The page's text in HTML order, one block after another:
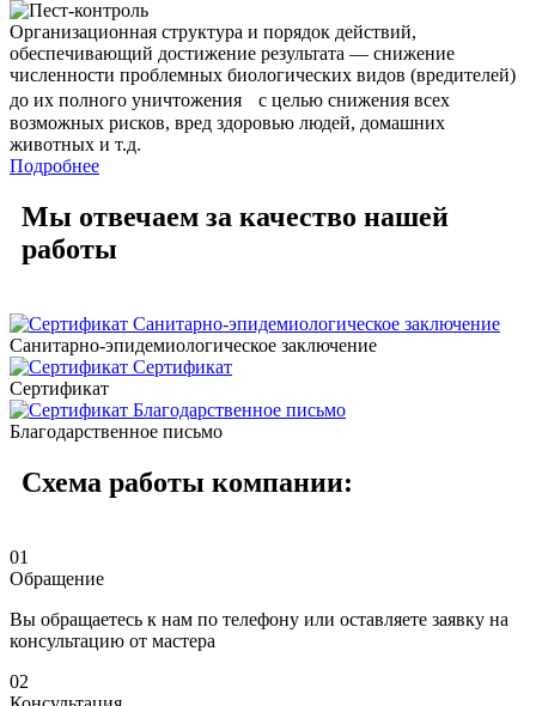
Организационная структура и порядок действий,
обеспечивающий достижение результата — снижение
численности проблемных биологических видов (вредителей)
до их полного уничтожения с целью снижения всех
возможных рисков, вред здоровью людей, домашних
животных и т.д.
Подробнее
Мы отвечаем за качество нашей
работы
Санитарно-эпидемиологическое заключение
Сертификат
Благодарственное письмо
Схема работы компании:
01
Обращение
Вы обращаетесь к нам по телефону или оставляете заявку на
консультацию от мастера
02